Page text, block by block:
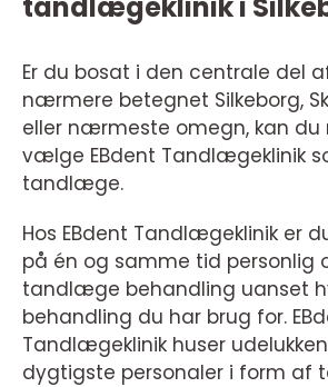
Er du bosat i den centrale del
nærmere betegnet Silkeborg,
eller nærmeste omegn, kan du
vælge EBdent Tandlægeklinik
tandlæge.
Hos EBdent Tandlægeklinik er
på én og samme tid personlig
tandlæge behandling uanset
behandling du har brug for.
Tandlægeklinik huser
dygtigste personaler i form af